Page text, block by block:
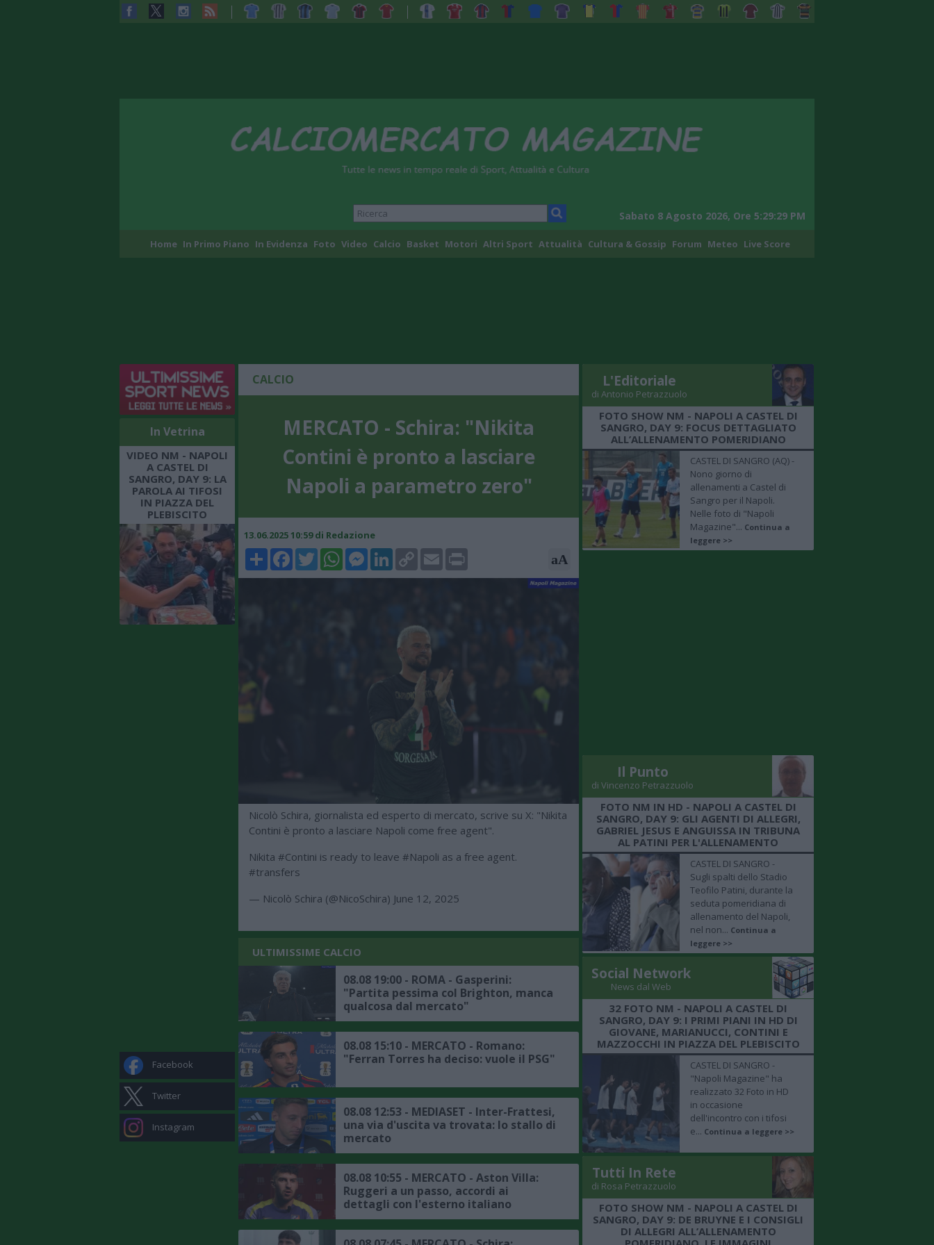
Sabato 8 Agosto 2026, Ore 5:29:30 PM
Home In Primo Piano In Evidenza Foto Video Calcio Basket Motori Altri Sport Attualità Cultura & Gossip Forum Meteo Live Score
In Vetrina
VIDEO NM - NAPOLI
A CASTEL DI
SANGRO, DAY 9: LA
PAROLA AI TIFOSI
IN PIAZZA DEL
PLEBISCITO
Facebook
Twitter
Instagram
CALCIO
MERCATO - Schira: "Nikita
Contini è pronto a lasciare
Napoli a parametro zero"
13.06.2025 10:59 di Redazione
ShareFacebookTwitterWhatsAppMessenger
LinkedIn
Copy
Link
Email Print aA
Nicolò Schira, giornalista ed esperto di mercato, scrive su X: "Nikita
Contini è pronto a lasciare Napoli come free agent".
Nikita #Contini is ready to leave #Napoli as a free agent.
#transfers
— Nicolò Schira (@NicoSchira) June 12, 2025
ULTIMISSIME CALCIO
08.08 19:00 - ROMA - Gasperini:
"Partita pessima col Brighton, manca
qualcosa dal mercato"
08.08 15:10 - MERCATO - Romano:
"Ferran Torres ha deciso: vuole il PSG"
08.08 12:53 - MEDIASET - Inter-Frattesi,
una via d'uscita va trovata: lo stallo di
mercato
08.08 10:55 - MERCATO - Aston Villa:
Ruggeri a un passo, accordi ai
dettagli con l'esterno italiano
L'Editoriale
di Antonio Petrazzuolo
FOTO SHOW NM - NAPOLI A CASTEL DI
SANGRO, DAY 9: FOCUS DETTAGLIATO
ALL’ALLENAMENTO POMERIDIANO
CASTEL DI SANGRO (AQ) -
Nono giorno di
allenamenti a Castel di
Sangro per il Napoli.
Nelle foto di "Napoli
Magazine"... Continua a
leggere >>
Il Punto
di Vincenzo Petrazzuolo
FOTO NM IN HD - NAPOLI A CASTEL DI
SANGRO, DAY 9: GLI AGENTI DI ALLEGRI,
GABRIEL JESUS E ANGUISSA IN TRIBUNA
AL PATINI PER L'ALLENAMENTO
CASTEL DI SANGRO -
Sugli spalti dello Stadio
Teofilo Patini, durante la
seduta pomeridiana di
allenamento del Napoli,
nel non... Continua a
leggere >>
Social Network
News dal Web
32 FOTO NM - NAPOLI A CASTEL DI
SANGRO, DAY 9: I PRIMI PIANI IN HD DI
GIOVANE, MARIANUCCI, CONTINI E
MAZZOCCHI IN PIAZZA DEL PLEBISCITO
CASTEL DI SANGRO -
"Napoli Magazine" ha
realizzato 32 Foto in HD
in occasione
dell'incontro con i tifosi
e... Continua a leggere >>
Tutti In Rete
di Rosa Petrazzuolo
FOTO SHOW NM - NAPOLI A CASTEL DI
SANGRO, DAY 9: DE BRUYNE E I CONSIGLI
DI ALLEGRI ALL’ALLENAMENTO